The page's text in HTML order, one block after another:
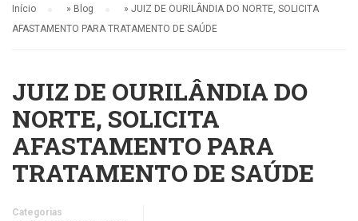
Início » Blog » JUIZ DE OURILÂNDIA DO NORTE, SOLICITA
AFASTAMENTO PARA TRATAMENTO DE SAÚDE
JUIZ DE OURILÂNDIA DO
NORTE, SOLICITA
AFASTAMENTO PARA
TRATAMENTO DE SAÚDE
Categorias